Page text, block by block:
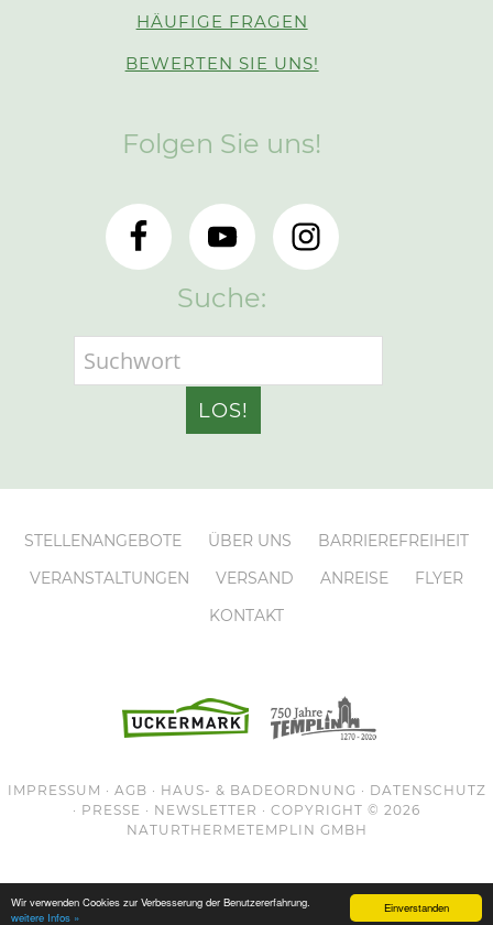
Einverstanden
Wir verwenden Cookies zur Verbesserung der Benutzererfahrung.
weitere Infos »
HÄUFIGE FRAGEN
BEWERTEN SIE UNS!
Folgen Sie uns!
Suche:
STELLENANGEBOTE ÜBER UNS
BARRIEREFREIHEIT
VERANSTALTUNGEN
VERSAND ANREISE
FLYER
KONTAKT
IMPRESSUM · AGB · HAUS- & BADEORDNUNG · DATENSCHUTZ
· PRESSE · NEWSLETTER · COPYRIGHT © 2026
NATURTHERMETEMPLIN GMBH